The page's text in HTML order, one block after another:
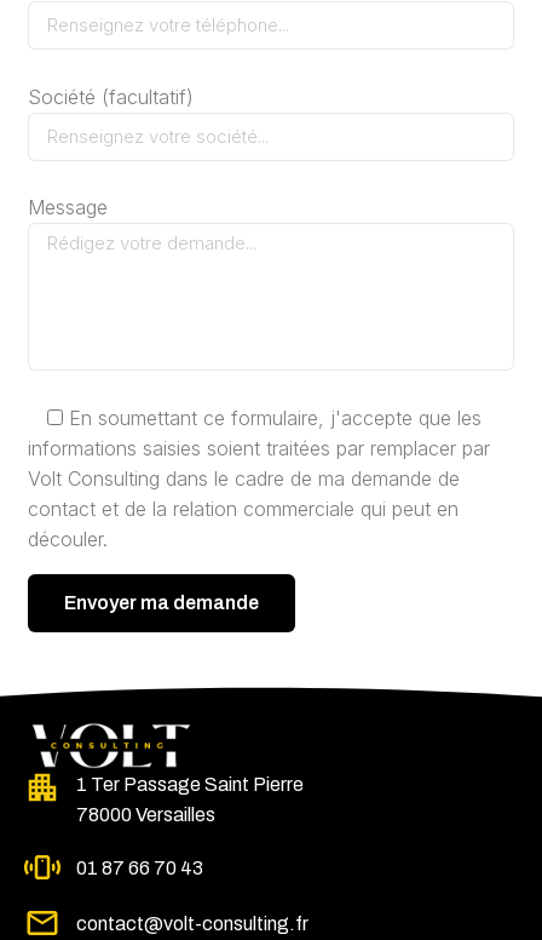
Société (facultatif)
Message
En soumettant ce formulaire, j'accepte que les
informations saisies soient traitées par remplacer par
Volt Consulting dans le cadre de ma demande de
contact et de la relation commerciale qui peut en
découler.
1 Ter Passage Saint Pierre
78000 Versailles
01 87 66 70 43
contact@volt-consulting.fr